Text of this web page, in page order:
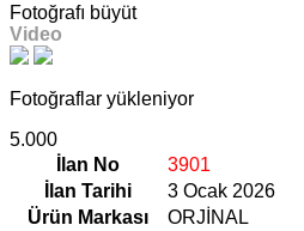
Fotoğrafı büyüt
Video
Fotoğraflar yükleniyor
5.000
İlan No
3901
İlan Tarihi
3 Ocak 2026
Ürün Markası
ORJİNAL